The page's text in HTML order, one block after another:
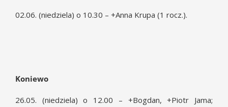
02.06. (niedziela) o 10.30 – +Anna Krupa (1 rocz.).
Koniewo
26.05. (niedziela) o 12.00 – +Bogdan, +Piotr Jama;